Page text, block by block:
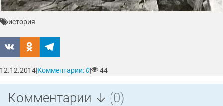
история
12.12.2014|Комментарии:0| 44
Комментарии ↓ (0)